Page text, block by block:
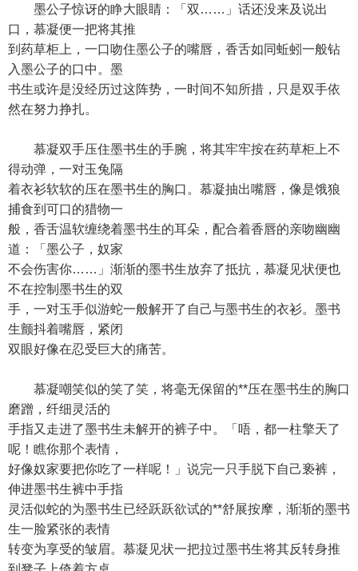
墨公子惊讶的睁大眼睛：「双……」话还没来及说出
口，慕凝便一把将其推
到药草柜上，一口吻住墨公子的嘴唇，香舌如同蚯蚓一般钻
入墨公子的口中。墨
书生或许是没经历过这阵势，一时间不知所措，只是双手依
然在努力挣扎。
慕凝双手压住墨书生的手腕，将其牢牢按在药草柜上不
得动弹，一对玉兔隔
着衣衫软软的压在墨书生的胸口。慕凝抽出嘴唇，像是饿狼
捕食到可口的猎物一
般，香舌温软缠绕着墨书生的耳朵，配合着香唇的亲吻幽幽
道：「墨公子，奴家
不会伤害你……」渐渐的墨书生放弃了抵抗，慕凝见状便也
不在控制墨书生的双
手，一对玉手似游蛇一般解开了自己与墨书生的衣衫。墨书
生颤抖着嘴唇，紧闭
双眼好像在忍受巨大的痛苦。
慕凝嘲笑似的笑了笑，将毫无保留的**压在墨书生的胸口
磨蹭，纤细灵活的
手指又走进了墨书生未解开的裤子中。「唔，都一柱擎天了
呢！瞧你那个表情，
好像奴家要把你吃了一样呢！」说完一只手脱下自己亵裤，
伸进墨书生裤中手指
灵活似蛇的为墨书生已经跃跃欲试的**舒展按摩，渐渐的墨书
生一脸紧张的表情
转变为享受的皱眉。慕凝见状一把拉过墨书生将其反转身推